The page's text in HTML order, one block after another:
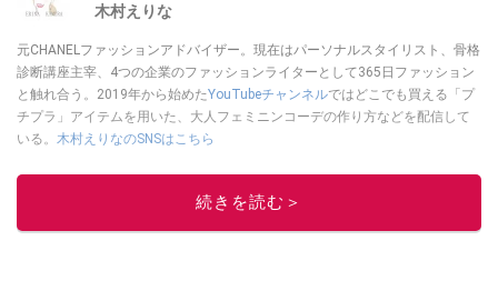
木村えりな
元CHANELファッションアドバイザー。現在はパーソナルスタイリスト、骨格
診断講座主宰、4つの企業のファッションライターとして365日ファッション
と触れ合う。2019年から始めたYouTubeチャンネルではどこでも買える「プ
チプラ」アイテムを用いた、大人フェミニンコーデの作り方などを配信して
いる。 木村えりなのSNSはこちら
このイチオシストの他の記事を読む
続きを読む＞